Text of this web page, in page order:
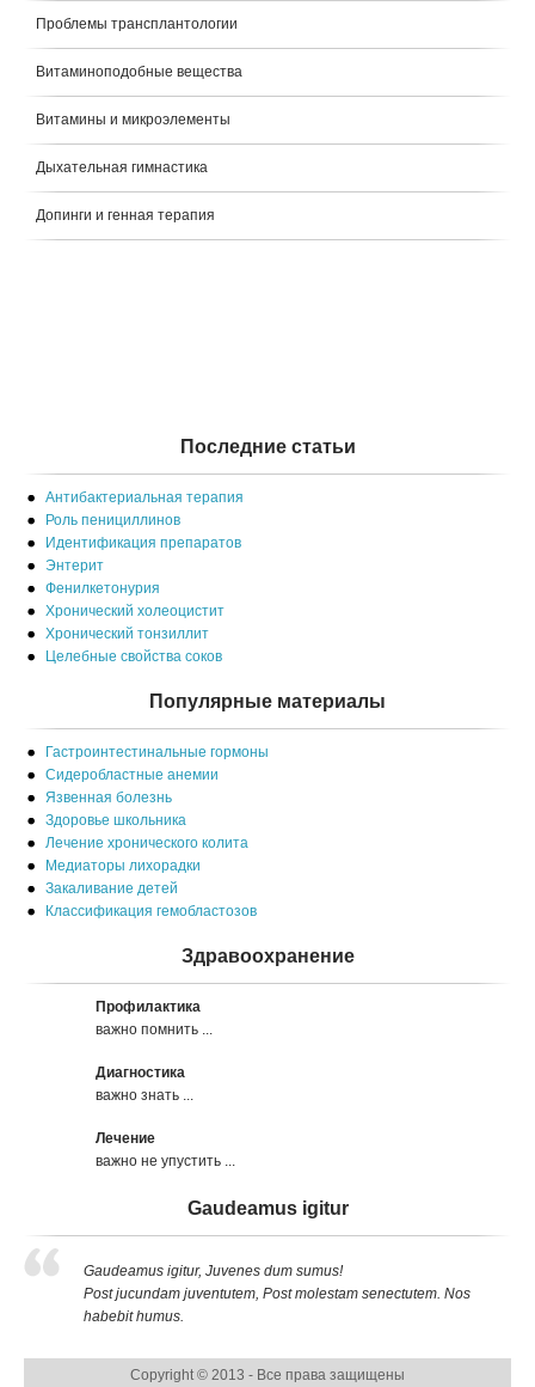
Проблемы трансплантологии
Витаминоподобные вещества
Витамины и микроэлементы
Дыхательная гимнастика
Допинги и генная терапия
Последние статьи
Антибактериальная терапия
Роль пенициллинов
Идентификация препаратов
Энтерит
Фенилкетонурия
Хронический холеоцистит
Хронический тонзиллит
Целебные свойства соков
Популярные материалы
Гастроинтестинальные гормоны
Сидеробластные анемии
Язвенная болезнь
Здоровье школьника
Лечение хронического колита
Медиаторы лихорадки
Закаливание детей
Классификация гемобластозов
Здравоохранение
Профилактика
важно помнить ...
Диагностика
важно знать ...
Лечение
важно не упустить ...
Gaudeamus igitur
Gaudeamus igitur, Juvenes dum sumus!
Post jucundam juventutem, Post molestam senectutem. Nos
habebit humus.
Copyright © 2013 - Все права защищены